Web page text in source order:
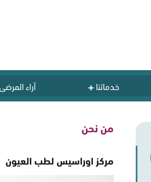
خدماتنا آراء
من نحن
مركز اوراسيس لطب العيون